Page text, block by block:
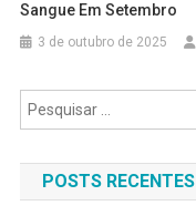
Sangue Em Setembro
3 de outubro de 2025
POSTS RECENTES